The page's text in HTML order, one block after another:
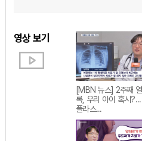
영상 보기
[MBN 뉴스] 2주째
록, 우리 아이 혹시
플라스...